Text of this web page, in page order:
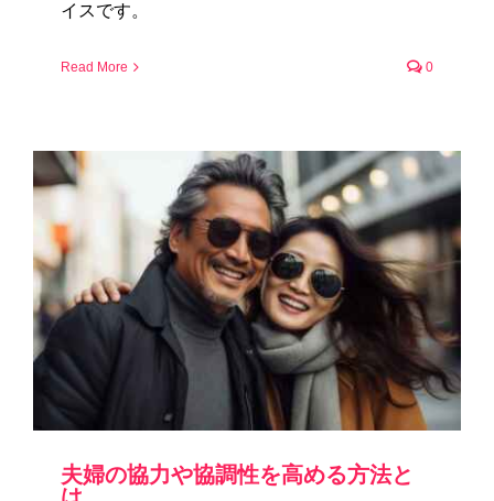
イスです。
Read More 0
夫婦の協力や協調性を高める方法と